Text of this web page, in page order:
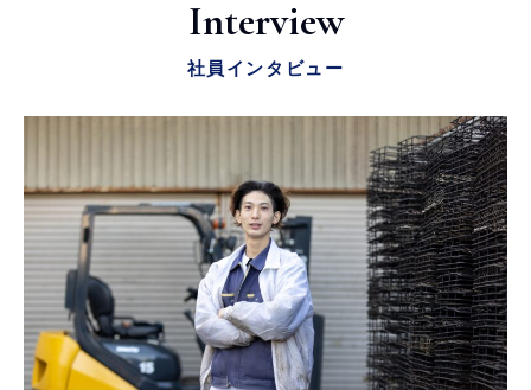
Interview
社員インタビュー